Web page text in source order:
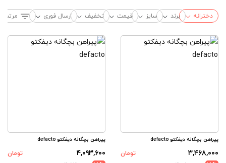
دخترانه برند سایز قیمت تخفیف ارسال فوری
پیراهن بچگانه دیفکتو defacto
۳,۴۶۸,۰۰۰
تومان
پیراهن بچگانه دیفکتو defacto
۴,۰۹۳,۶۰۰
تومان